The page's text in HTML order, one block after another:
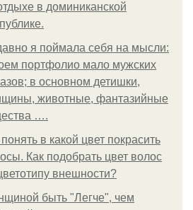
в доминиканской
я поймала себя на мысли:
портфолио мало мужских
в основном детишки,
животные, фантазийные
….
понять в какой цвет покрасить
Как подобрать цвет волос
внешности?
быть "Легче", чем